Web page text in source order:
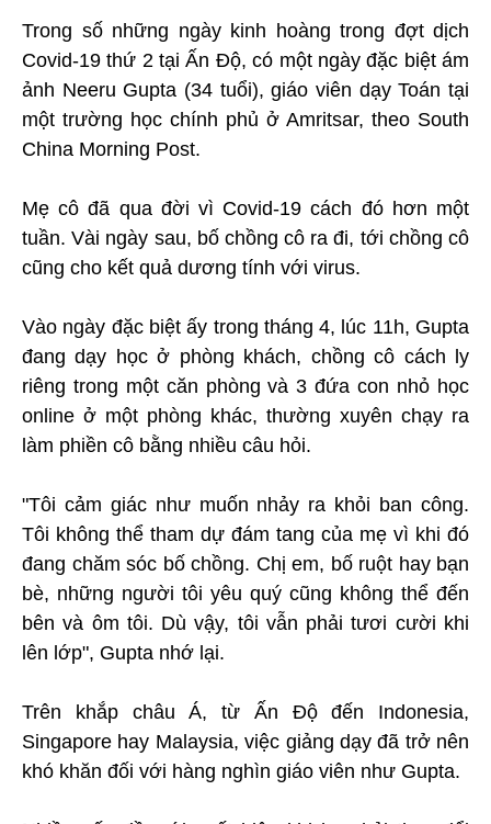
Trong số những ngày kinh hoàng trong đợt dịch
Covid-19 thứ 2 tại Ấn Độ, có một ngày đặc biệt ám
ảnh Neeru Gupta (34 tuổi), giáo viên dạy Toán tại
một trường học chính phủ ở Amritsar, theo South
China Morning Post.
Mẹ cô đã qua đời vì Covid-19 cách đó hơn một
tuần. Vài ngày sau, bố chồng cô ra đi, tới chồng cô
cũng cho kết quả dương tính với virus.
Vào ngày đặc biệt ấy trong tháng 4, lúc 11h, Gupta
đang dạy học ở phòng khách, chồng cô cách ly
riêng trong một căn phòng và 3 đứa con nhỏ học
online ở một phòng khác, thường xuyên chạy ra
làm phiền cô bằng nhiều câu hỏi.
"Tôi cảm giác như muốn nhảy ra khỏi ban công.
Tôi không thể tham dự đám tang của mẹ vì khi đó
đang chăm sóc bố chồng. Chị em, bố ruột hay bạn
bè, những người tôi yêu quý cũng không thể đến
bên và ôm tôi. Dù vậy, tôi vẫn phải tươi cười khi
lên lớp", Gupta nhớ lại.
Trên khắp châu Á, từ Ấn Độ đến Indonesia,
Singapore hay Malaysia, việc giảng dạy đã trở nên
khó khăn đối với hàng nghìn giáo viên như Gupta.